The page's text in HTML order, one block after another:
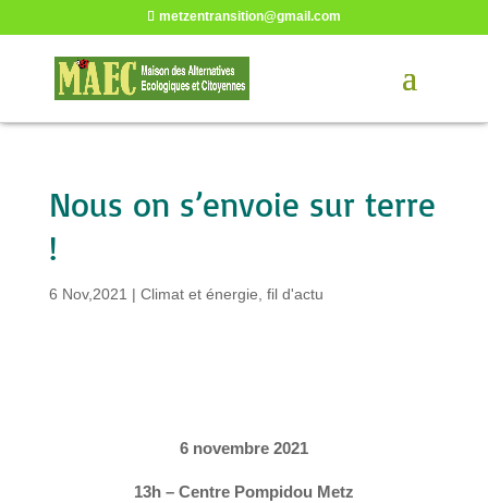
metzentransition@gmail.com
Nous on s’envoie sur terre
!
6 Nov,2021 | Climat et énergie fil d'actu
6 novembre 2021
13h – Centre Pompidou Metz